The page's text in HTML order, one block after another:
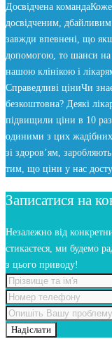
Досвідчена команда
досвідченим,
завжди впевнені, що
допомогою, то шанси
нашою клінікою і
Справедливі ціниЧи
безкоштовна? Деякі
підвищили ціни в 10
одиними з цих
зі здоров’ям,
тим, що ціни у нас
Записатися на
Незалежно від
стикаєтеся, ми будемо
з цього приводу!
Надіслати